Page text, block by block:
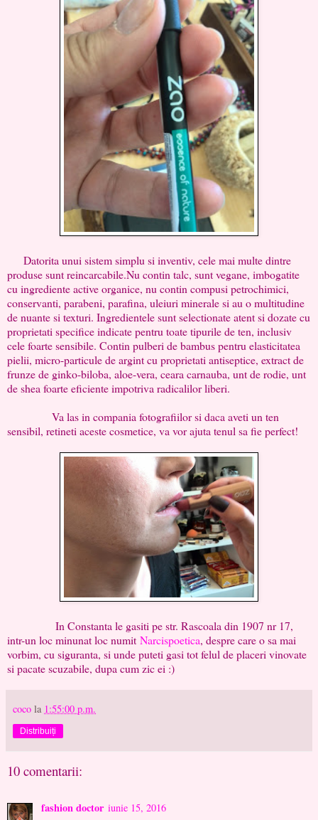
Datorita unui sistem simplu si inventiv, cele mai multe dintre
produse sunt reincarcabile.Nu contin talc, sunt vegane, imbogatite
cu ingrediente active organice, nu contin compusi petrochimici,
conservanti, parabeni, parafina, uleiuri minerale si au o multitudine
de nuante si texturi. Ingredientele sunt selectionate atent si dozate cu
proprietati specifice indicate pentru toate tipurile de ten, inclusiv
cele foarte sensibile. Contin pulberi de bambus pentru elasticitatea
pielii, micro-particule de argint cu proprietati antiseptice, extract de
frunze de ginko-biloba, aloe-vera, ceara carnauba, unt de rodie, unt
de shea foarte eficiente impotriva radicalilor liberi.
Va las in compania fotografiilor si daca aveti un ten
sensibil, retineti aceste cosmetice, va vor ajuta tenul sa fie perfect!
In Constanta le gasiti pe str. Rascoala din 1907 nr 17,
intr-un loc minunat loc numit Narcispoetica, despre care o sa mai
vorbim, cu siguranta, si unde puteti gasi tot felul de placeri vinovate
si pacate scuzabile, dupa cum zic ei :)
coco la 1:55:00 p.m.
Distribuiți
10 comentarii:
fashion doctor iunie 15, 2016